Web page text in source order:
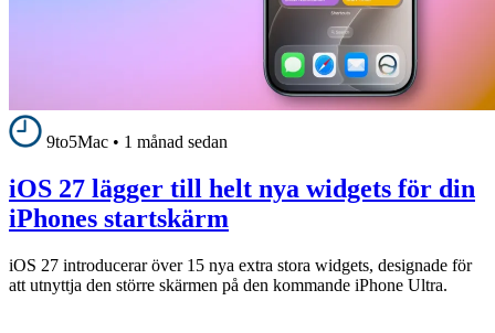
9to5Mac • 1 månad sedan
iOS 27 lägger till helt nya widgets för din
iPhones startskärm
iOS 27 introducerar över 15 nya extra stora widgets, designade för
att utnyttja den större skärmen på den kommande iPhone Ultra.